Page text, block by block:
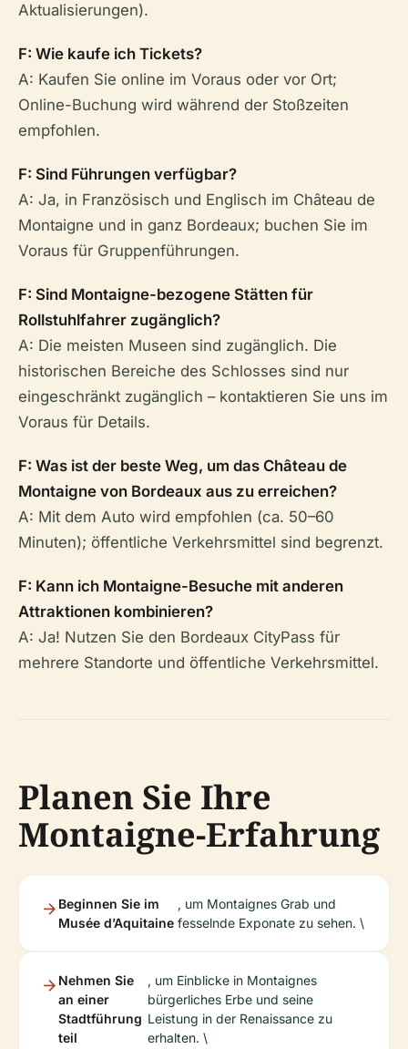
Aktualisierungen).
F: Wie kaufe ich Tickets?
A: Kaufen Sie online im Voraus oder vor Ort;
Online-Buchung wird während der Stoßzeiten
empfohlen.
F: Sind Führungen verfügbar?
A: Ja, in Französisch und Englisch im Château de
Montaigne und in ganz Bordeaux; buchen Sie im
Voraus für Gruppenführungen.
F: Sind Montaigne-bezogene Stätten für
Rollstuhlfahrer zugänglich?
A: Die meisten Museen sind zugänglich. Die
historischen Bereiche des Schlosses sind nur
eingeschränkt zugänglich – kontaktieren Sie uns im
Voraus für Details.
F: Was ist der beste Weg, um das Château de
Montaigne von Bordeaux aus zu erreichen?
A: Mit dem Auto wird empfohlen (ca. 50–60
Minuten); öffentliche Verkehrsmittel sind begrenzt.
F: Kann ich Montaigne-Besuche mit anderen
Attraktionen kombinieren?
A: Ja! Nutzen Sie den Bordeaux CityPass für
mehrere Standorte und öffentliche Verkehrsmittel.
Planen Sie Ihre
Montaigne-Erfahrung
Beginnen Sie im
Musée d’Aquitaine
, um Montaignes Grab und
fesselnde Exponate zu sehen. \
Nehmen Sie
an einer
Stadtführung
teil
, um Einblicke in Montaignes
bürgerliches Erbe und seine
Leistung in der Renaissance zu
erhalten. \